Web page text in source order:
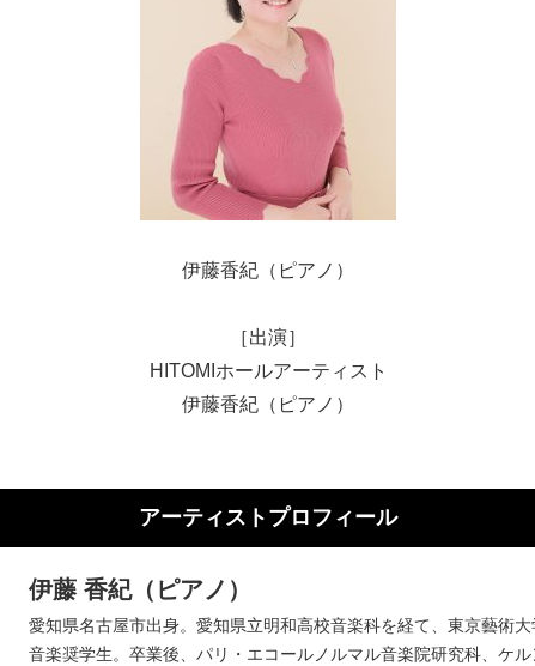
伊藤香紀（ピアノ）
［出演］
HITOMIホールアーティスト
伊藤香紀（ピアノ）
アーティストプロフィール
伊藤 香紀（ピアノ）
愛知県名古屋市出身。愛知県立明和高校音楽科を経て、東京藝術
音楽奨学生。卒業後、パリ・エコールノルマル音楽院研究科、ケ